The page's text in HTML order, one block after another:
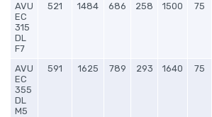
AVU
EC
315
DL
F7
521 1484 686 258 1500 75
AVU
EC
355
DL
M5
591 1625 789 293 1640 75